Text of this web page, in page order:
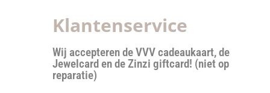
Klantenservice
Wij accepteren de VVV cadeaukaart, de
Jewelcard en de Zinzi giftcard! (niet op
reparatie)